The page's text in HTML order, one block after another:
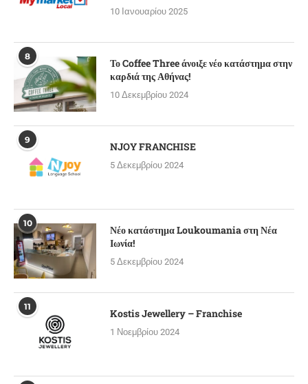
10 Ιανουαρίου 2025
8
Το Coffee Three άνοιξε νέο κατάστημα στην
καρδιά της Αθήνας!
10 Δεκεμβρίου 2024
9 NJOY FRANCHISE
5 Δεκεμβρίου 2024
10
Νέο κατάστημα Loukoumania στη Νέα
Ιωνία!
5 Δεκεμβρίου 2024
11 Kostis Jewellery – Franchise
1 Νοεμβρίου 2024